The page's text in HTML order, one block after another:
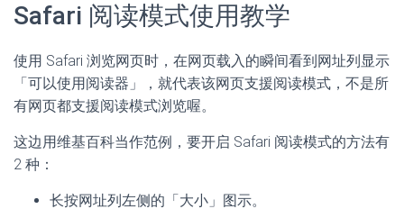
Safari 阅读模式使用教学
使用 Safari 浏览网页时，在网页载入的瞬间看到网址列显示
「可以使用阅读器」，就代表该网页支援阅读模式，不是所
有网页都支援阅读模式浏览喔。
这边用维基百科当作范例，要开启 Safari 阅读模式的方法有
2 种：
长按网址列左侧的「大小」图示。